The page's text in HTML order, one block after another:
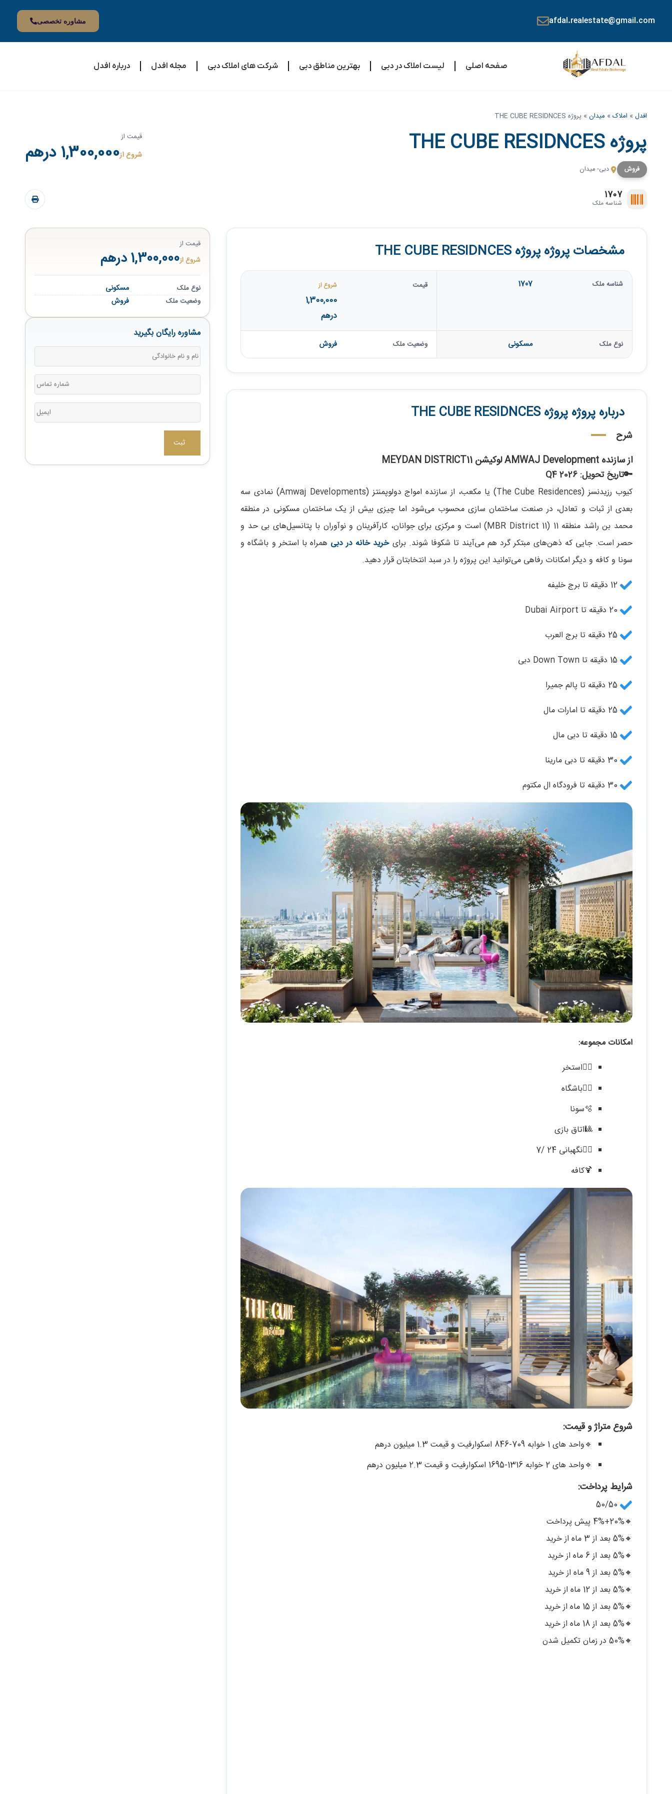
afdal.realestate@gmail.com مشاوره تخصصی
صفحه اصلی لیست املاک در دبی بهترین مناطق دبی شرکت های املاک دبی مجله افدل درباره افدل
افدل» املاک» میدان» پروژه THE CUBE RESIDNCES
پروژه THE CUBE RESIDNCES
فروش دبی- میدان
قیمت از
شروع از1,300,000 درهم
1707
شناسه ملک
مشخصات پروژه پروژه THE CUBE RESIDNCES
شناسه ملک 1707 قیمت شروع از
1,300,000
درهم
نوع ملک مسکونی وضعیت ملک فروش
درباره پروژه پروژه THE CUBE RESIDNCES
شرح
از سازنده AMWAJ Development لوکیشن MEYDAN DISTRICT11
🔑تاریخ تحویل: Q4 2026
کیوب رزیدنسز (The Cube Residences) یا مکعب، از سازنده امواج دولوپمنتز (Amwaj Developments) نمادی سه
بعدی از ثبات و تعادل، در صنعت ساختمان سازی محسوب می‌شود اما چیزی بیش از یک ساختمان مسکونی در منطقه
محمد بن راشد منطقه 11 (MBR District 11) است و مرکزی برای جوانان، کارآفرینان و نوآوران با پتانسیل‌های بی حد و
حصر است. جایی که ذهن‌های مبتکر گرد هم می‌آیند تا شکوفا شوند. برایخرید خانه در دبی همراه با استخر و باشگاه و
سونا و کافه و دیگر امکانات رفاهی می‌توانید این پروژه را در سبد انتخابتان قرار دهید.
امکانات مجموعه:
🏊‍♂️استخر
🏋️‍♂️باشگاه
🫧سونا
🎱اتاق بازی
🧑‍✈️نگهبانی 24 /7
🍹کافه
شروع متراژ و قیمت:
🔹واحد های 1 خوابه 709-846 اسکوارفیت و قیمت 1.3 میلیون درهم
🔹واحد های 2 خوابه 1316-1695 اسکوارفیت و قیمت 2.3 میلیون درهم
شرایط پرداخت:
🔸20%+4% پیش پرداخت
🔸5% بعد از 3 ماه از خرید
🔸5% بعد از 6 ماه از خرید
🔸5% بعد از 9 ماه از خرید
🔸5% بعد از 12 ماه از خرید
🔸5% بعد از 15 ماه از خرید
🔸5% بعد از 18 ماه از خرید
🔸50% در زمان تکمیل شدن
قیمت از
شروع از1,300,000 درهم
نوع ملک مسکونی
وضعیت ملک فروش
مشاوره رایگان بگیرید